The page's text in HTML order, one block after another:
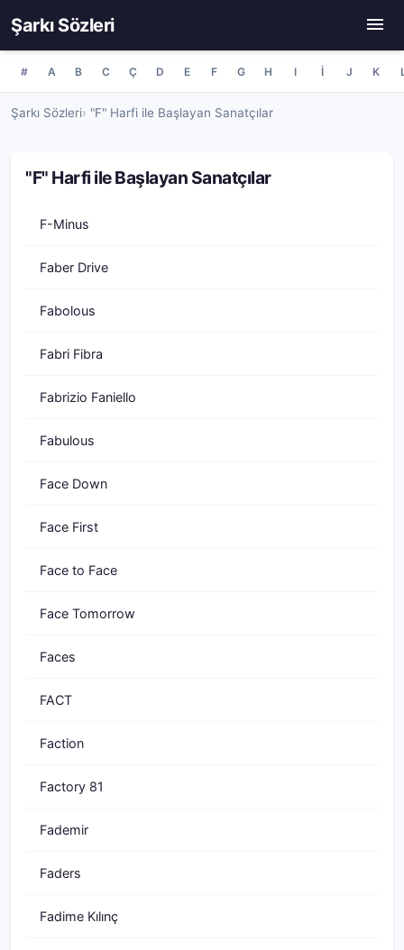
Şarkı Sözleri
# A B C Ç D E F G H I İ J K
Şarkı Sözleri "F" Harfi ile Başlayan Sanatçılar
"F" Harfi ile Başlayan Sanatçılar
F-Minus
Faber Drive
Fabolous
Fabri Fibra
Fabrizio Faniello
Fabulous
Face Down
Face First
Face to Face
Face Tomorrow
Faces
FACT
Faction
Factory 81
Fademir
Faders
Fadime Kılınç